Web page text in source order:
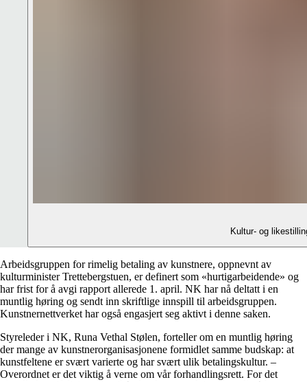
Kultur- og
Arbeidsgruppen for rimelig betaling av kunstnere, oppnevnt av
kulturminister Trettebergstuen, er definert som «hurtigarbeidende» og
har frist for å avgi rapport allerede 1. april. NK har nå deltatt i en
muntlig høring og sendt inn skriftlige innspill til arbeidsgruppen.
Kunstnernettverket har også engasjert seg aktivt i denne saken.
Styreleder i NK, Runa Vethal Stølen, forteller om en muntlig høring
der mange av kunstnerorganisasjonene formidlet samme budskap: at
kunstfeltene er svært varierte og har svært ulik betalingskultur. –
Overordnet er det viktig å verne om vår forhandlingsrett. For det